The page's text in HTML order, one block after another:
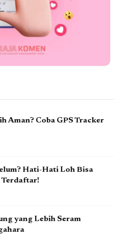
Aman? Coba GPS Tracker
Hati-Hati Loh Bisa
Terdaftar!
yang Lebih Seram